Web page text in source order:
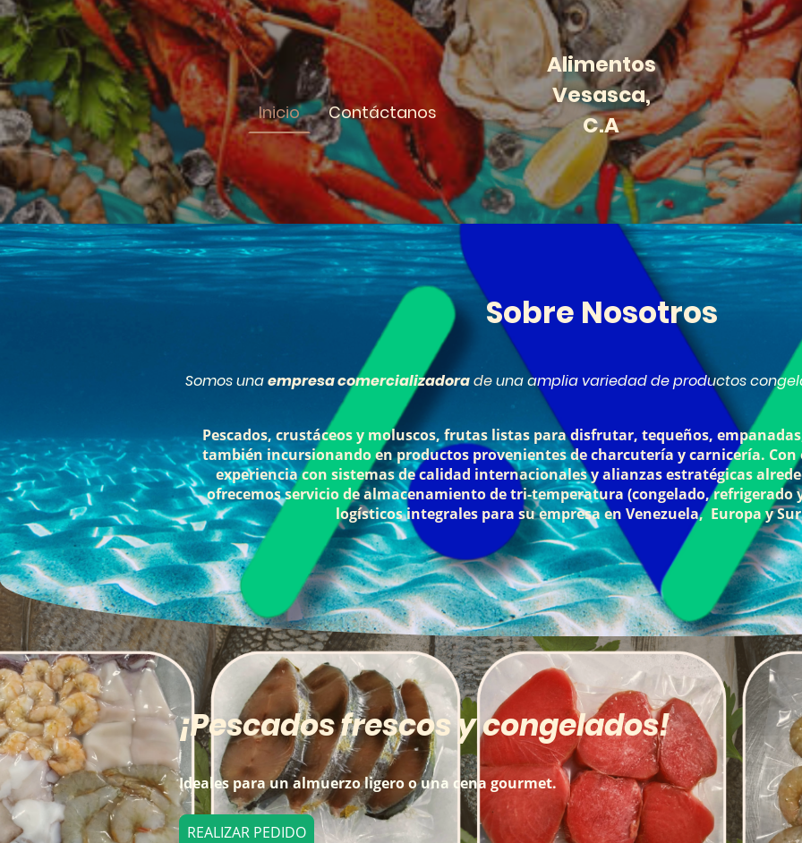
Inicio Contáctanos
Alimentos
Vesasca,
C.A
Sobre Nosotros
Somos unaempresa comercializadoradeuna amplia variedad de productos
Pescados, crustáceos y moluscos, frutas listas para disfrutar, tequeños,
también incursionando en productos provenientes de charcutería y carnicería. Con
experiencia con sistemas de calidad internacionales y alianzas estratégicas
ofrecemos servicio de almacenamiento de tri-temperatura (congelado, refrigerado
logísticos integrales para su empresa en Venezuela, Europa y
¡Pescados frescos y congelados!
Ideales para un almuerzo ligero o una cena gourmet.
REALIZAR PEDIDO